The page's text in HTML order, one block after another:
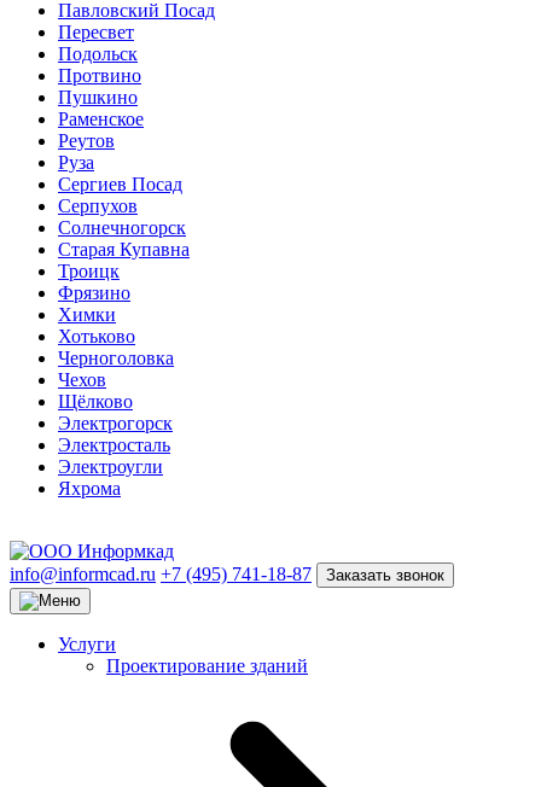
Павловский Посад
Пересвет
Подольск
Протвино
Пушкино
Раменское
Реутов
Руза
Сергиев Посад
Серпухов
Солнечногорск
Старая Купавна
Троицк
Фрязино
Химки
Хотьково
Черноголовка
Чехов
Щёлково
Электрогорск
Электросталь
Электроугли
Яхрома
info@informcad.ru +7 (495) 741-18-87 Заказать звонок
Услуги
Проектирование зданий